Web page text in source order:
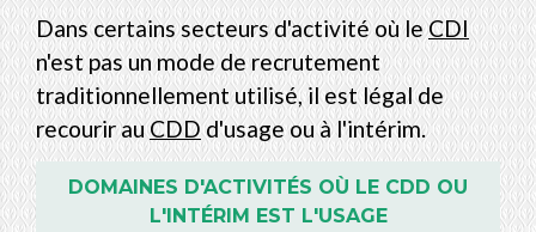
Dans certains secteurs d'activité où leCDI
n'est pas un mode de recrutement
traditionnellement utilisé, il est légal de
recourir auCDDd'usage ou à l'intérim.
DOMAINES D'ACTIVITÉS OÙ LE CDD OU
L'INTÉRIM EST L'USAGE